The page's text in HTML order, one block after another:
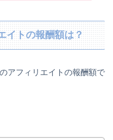
イトの報酬額は？
のアフィリエイトの報酬額で